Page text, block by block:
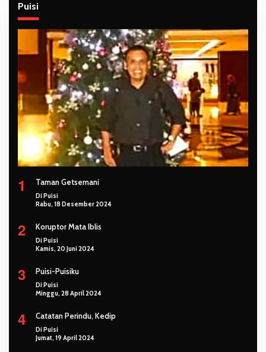
Puisi
1 Taman Getsemani
Di Puisi
Rabu, 18 Desember 2024
2 Koruptor Mata Iblis
Di Puisi
Kamis, 20 Juni 2024
3 Puisi-Puisiku
Di Puisi
Minggu, 28 April 2024
4 Catatan Perindu, Kedip
Di Puisi
Jumat, 19 April 2024